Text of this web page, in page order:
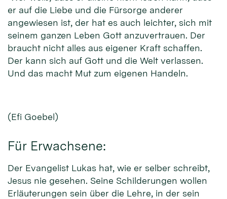
er auf die Liebe und die Fürsorge anderer
angewiesen ist, der hat es auch leichter, sich mit
seinem ganzen Leben Gott anzuvertrauen. Der
braucht nicht alles aus eigener Kraft schaffen.
Der kann sich auf Gott und die Welt verlassen.
Und das macht Mut zum eigenen Handeln.
(Efi Goebel)
Für Erwachsene:
Der Evangelist Lukas hat, wie er selber schreibt,
Jesus nie gesehen. Seine Schilderungen wollen
Erläuterungen sein über die Lehre, in der sein